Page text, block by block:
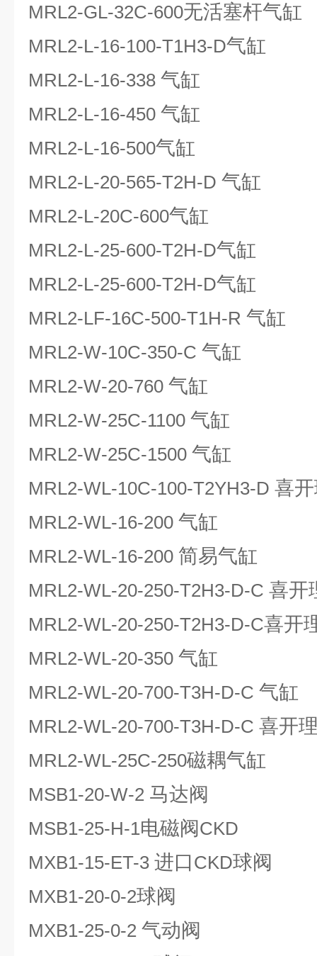
MRL2-GL-32C-600无活塞杆气缸
MRL2-L-16-100-T1H3-D气缸
MRL2-L-16-338 气缸
MRL2-L-16-450 气缸
MRL2-L-16-500气缸
MRL2-L-20-565-T2H-D 气缸
MRL2-L-20C-600气缸
MRL2-L-25-600-T2H-D气缸
MRL2-L-25-600-T2H-D气缸
MRL2-LF-16C-500-T1H-R 气缸
MRL2-W-10C-350-C 气缸
MRL2-W-20-760 气缸
MRL2-W-25C-1100 气缸
MRL2-W-25C-1500 气缸
MRL2-WL-10C-100-T2YH3-D 喜
MRL2-WL-16-200 气缸
MRL2-WL-16-200 简易气缸
MRL2-WL-20-250-T2H3-D-C 喜开
MRL2-WL-20-250-T2H3-D-C喜开
MRL2-WL-20-350 气缸
MRL2-WL-20-700-T3H-D-C 气缸
MRL2-WL-20-700-T3H-D-C 喜开
MRL2-WL-25C-250磁耦气缸
MSB1-20-W-2 马达阀
MSB1-25-H-1电磁阀CKD
MXB1-15-ET-3 进口 CKD球阀
MXB1-20-0-2球阀
MXB1-25-0-2 气动阀